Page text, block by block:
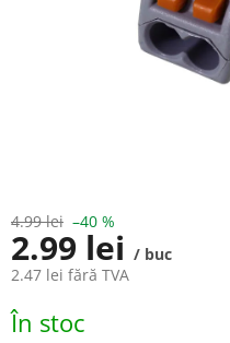
4.99 lei –40 %
2.99 lei / buc
2.47 lei fără TVA
Evaluare
preţ:
În stoc